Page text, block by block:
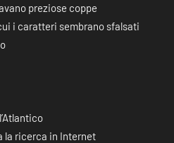
preziose coppe
i caratteri sembrano sfalsati
la ricerca in Internet